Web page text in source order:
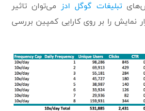
تبلیغات گوگل ادز
می‌توان تاثیر
نمایش را بر روی کارایی کمپین بررسی